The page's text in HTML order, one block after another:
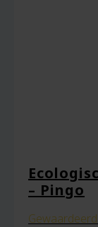
– Pingo
Gewaardeerd